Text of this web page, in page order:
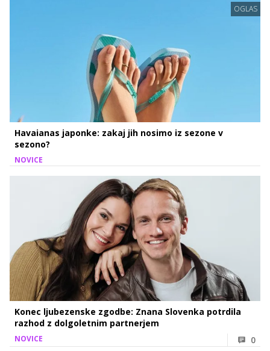
Havaianas japonke: zakaj jih nosimo iz sezone v
sezono?
OGLAS
NOVICE
Konec ljubezenske zgodbe: Znana Slovenka potrdila
razhod z dolgoletnim partnerjem
NOVICE 0